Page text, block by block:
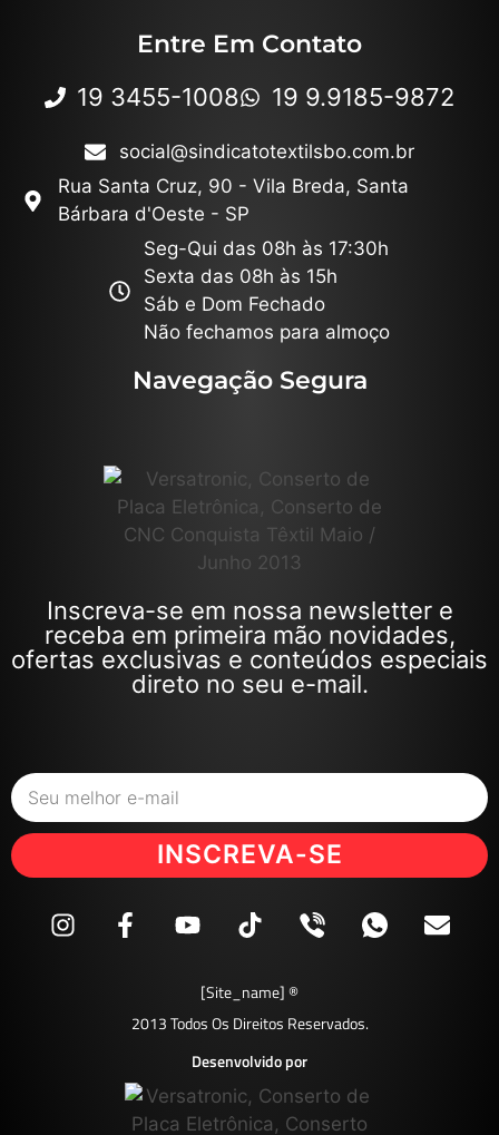
Entre Em Contato
19 3455-1008 19 9.9185-9872
social@sindicatotextilsbo.com.br
Rua Santa Cruz, 90 - Vila Breda, Santa
Bárbara d'Oeste - SP
Seg-Qui das 08h às 17:30h
Sexta das 08h às 15h
Sáb e Dom Fechado
Não fechamos para almoço
Navegação Segura
Inscreva-se em nossa newsletter e
receba em primeira mão novidades,
ofertas exclusivas e conteúdos especiais
direto no seu e-mail.
INSCREVA-SE
[site_name] ®
2013 Todos Os Direitos Reservados.
Desenvolvido por